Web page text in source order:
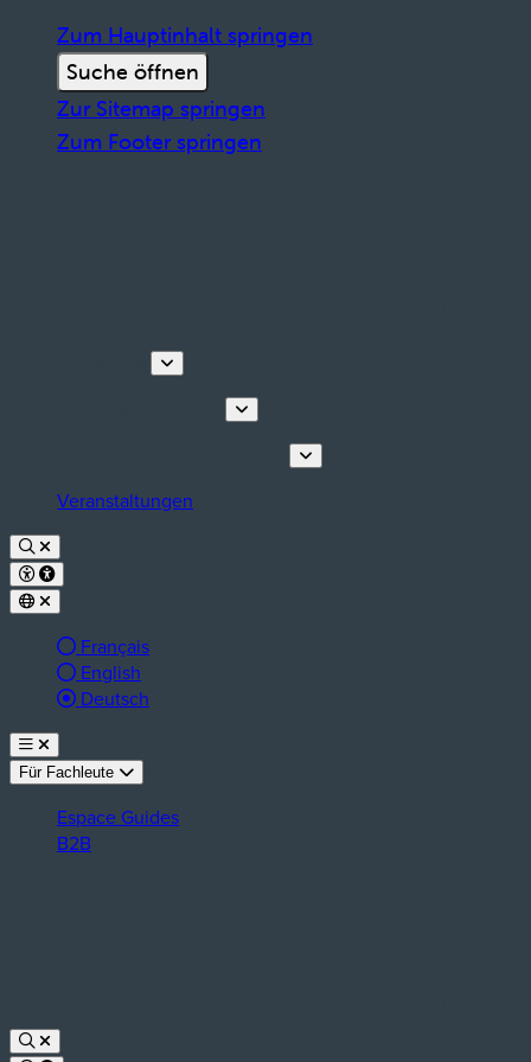
Zum Hauptinhalt springen
Suche öffnen
Zur Sitemap springen
Zum Footer springen
Veranstaltungen
Français
English
aktive Sprache:
Deutsch
Für Fachleute
Espace Guides
B2B